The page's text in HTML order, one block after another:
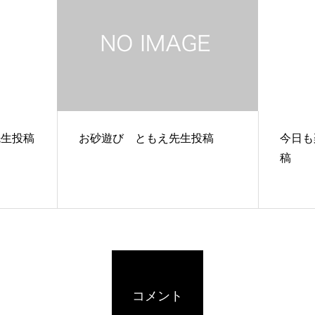
投稿 お砂遊び ともえ先生投稿
今日
稿
コメント